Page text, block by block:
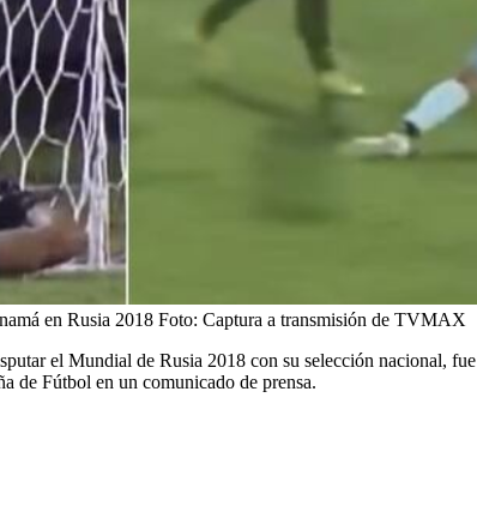
en Rusia 2018 Foto: Captura a transmisión de TVMAX
el Mundial de Rusia 2018 con su selección nacional, fue
de Fútbol en un comunicado de prensa.